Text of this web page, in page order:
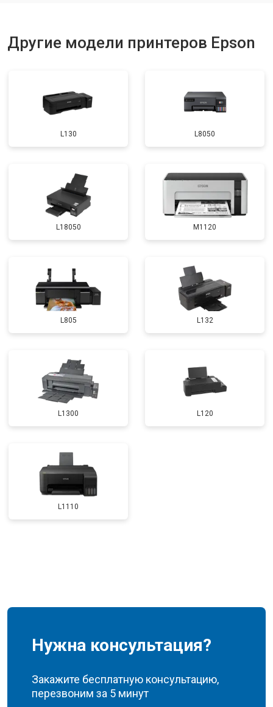
Другие модели принтеров Epson
L130 L8050
L18050 M1120
L805 L132
L1300 L120
L1110
Нужна консультация?
Закажите бесплатную консультацию,
перезвоним за 5 минут